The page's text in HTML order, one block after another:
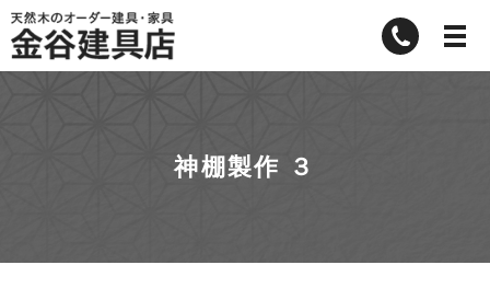
神棚製作 ３